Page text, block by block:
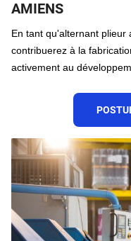
AMIENS
En tant qu'alternant plieur
contribuerez à la
activement au